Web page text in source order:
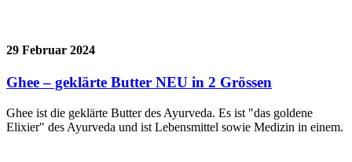
29 Februar 2024
Ghee – geklärte Butter NEU in 2 Grössen
Ghee ist die geklärte Butter des Ayurveda. Es ist "das goldene
Elixier" des Ayurveda und ist Lebensmittel sowie Medizin in einem.